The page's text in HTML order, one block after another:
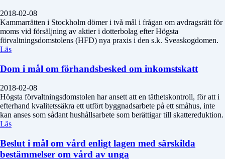
2018-02-08
Kammarrätten i Stockholm dömer i två mål i frågan om avdragsrätt för
moms vid försäljning av aktier i dotterbolag efter Högsta
förvaltningsdomstolens (HFD) nya praxis i den s.k. Sveaskogdomen.
Läs
Dom i mål om förhandsbesked om inkomstskatt
2018-02-08
Högsta förvaltningsdomstolen har ansett att en täthetskontroll, för att i
efterhand kvalitetssäkra ett utfört byggnadsarbete på ett småhus, inte
kan anses som sådant hushållsarbete som berättigar till skattereduktion.
Läs
Beslut i mål om vård enligt lagen med särskilda
bestämmelser om vård av unga